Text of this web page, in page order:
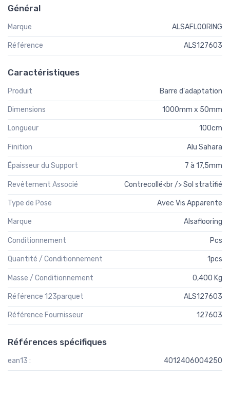
Général
Marque ALSAFLOORING
Référence ALS127603
Caractéristiques
Produit Barre d'adaptation
Dimensions 1000mm x 50mm
Longueur 100cm
Finition Alu Sahara
Épaisseur du Support 7 à 17,5mm
Revêtement Associé Contrecollé<br /> Sol stratifié
Type de Pose Avec Vis Apparente
Marque Alsaflooring
Conditionnement Pcs
Quantité / Conditionnement 1pcs
Masse / Conditionnement 0,400 Kg
Référence 123parquet ALS127603
Référence Fournisseur 127603
Références spécifiques
ean13 : 4012406004250